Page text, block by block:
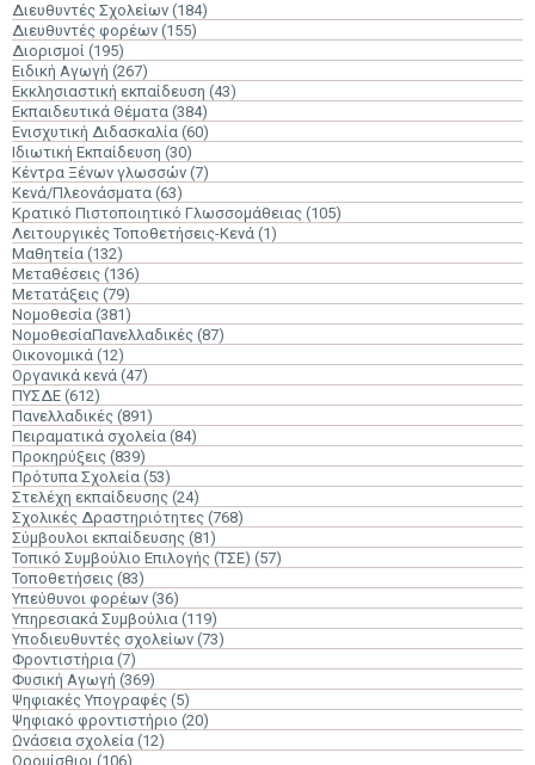
Διευθυντές Σχολείων (184)
Διευθυντές φορέων (155)
Διορισμοί (195)
Ειδική Αγωγή (267)
Εκκλησιαστική εκπαίδευση (43)
Εκπαιδευτικά Θέματα (384)
Ενισχυτική Διδασκαλία (60)
Ιδιωτική Εκπαίδευση (30)
Κέντρα Ξένων γλωσσών (7)
Κενά/Πλεονάσματα (63)
Κρατικό Πιστοποιητικό Γλωσσομάθειας (105)
Λειτουργικές Τοποθετήσεις-Κενά (1)
Μαθητεία (132)
Μεταθέσεις (136)
Μετατάξεις (79)
Νομοθεσία (381)
ΝομοθεσίαΠανελλαδικές (87)
Οικονομικά (12)
Οργανικά κενά (47)
ΠΥΣΔΕ (612)
Πανελλαδικές (891)
Πειραματικά σχολεία (84)
Προκηρύξεις (839)
Πρότυπα Σχολεία (53)
Στελέχη εκπαίδευσης (24)
Σχολικές Δραστηριότητες (768)
Σύμβουλοι εκπαίδευσης (81)
Τοπικό Συμβούλιο Επιλογής (ΤΣΕ) (57)
Τοποθετήσεις (83)
Υπεύθυνοι φορέων (36)
Υπηρεσιακά Συμβούλια (119)
Υποδιευθυντές σχολείων (73)
Φροντιστήρια (7)
Φυσική Αγωγή (369)
Ψηφιακές Υπογραφές (5)
Ψηφιακό φροντιστήριο (20)
Ωνάσεια σχολεία (12)
Ωρομίσθιοι (106)